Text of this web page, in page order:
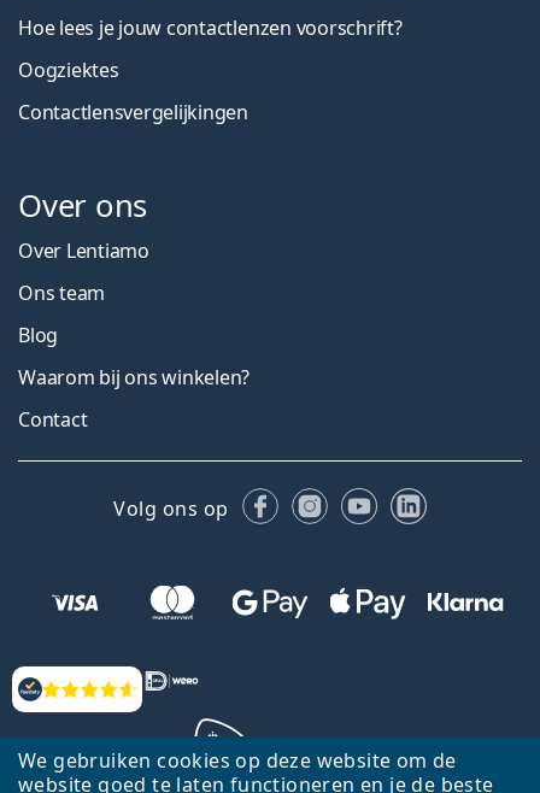
We gebruiken cookies op deze website om de
website goed te laten functioneren en je de beste
Beoordelingen
Hoe lees je jouw contactlenzen voorschrift?
Oogziektes
Contactlensvergelijkingen
Over ons
Over Lentiamo
Ons team
Blog
Waarom bij ons winkelen?
Contact
Volg ons op FacebookInstagram
YouTubeLinkedIn